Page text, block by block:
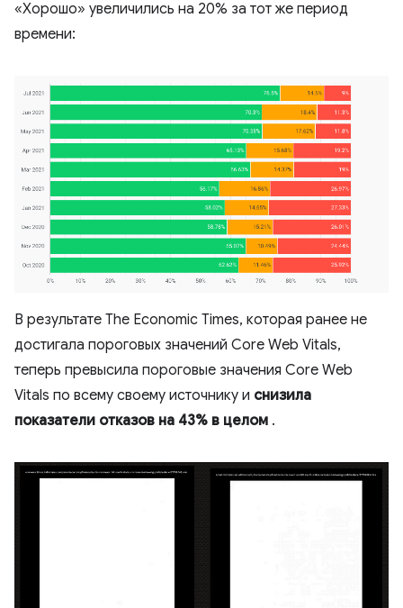
«Хорошо» увеличились на 20% за тот же период
времени:
В результате The Economic Times, которая ранее не
достигала пороговых значений Core Web Vitals,
теперь превысила пороговые значения Core Web
Vitals по всему своему источнику и снизила
показатели отказов на 43% в целом .